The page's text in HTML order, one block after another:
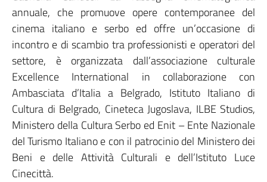
annuale, che promuove opere contemporanee del
cinema italiano e serbo ed offre un’occasione di
incontro e di scambio tra professionisti e operatori del
settore, è organizzata dall’associazione culturale
Excellence International in collaborazione con
Ambasciata d’Italia a Belgrado, Istituto Italiano di
Cultura di Belgrado, Cineteca Jugoslava, ILBE Studios,
Ministero della Cultura Serbo ed Enit – Ente Nazionale
del Turismo Italiano e con il patrocinio del Ministero dei
Beni e delle Attività Culturali e dell’Istituto Luce
Cinecittà.